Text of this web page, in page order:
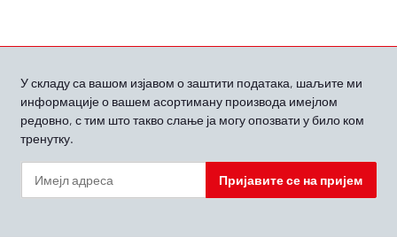
У складу са вашом изјавом о заштити података, шаљите ми
информације о вашем асортиману производа имејлом
редовно, с тим што такво слање ја могу опозвати у било ком
тренутку.
Пријавите се на пријем